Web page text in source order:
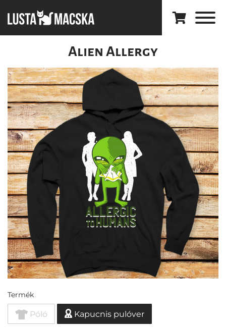
Alien Allergy
Termék
Póló Kapucnis pulóver